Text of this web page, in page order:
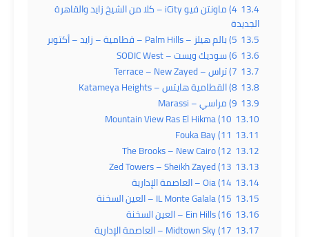
13.4
4) ماونتن فيو iCity – كلا من الشيخ زايد والقاهرة
الجديدة
13.5 5) بالم هيلز – Palm Hills – قطامية – زايد – أكتوبر
13.6 6) سوديك ويست – SODIC West
13.7 7) تراس – Terrace – New Zayed
13.8 8) القطامية هايتس – Katameya Heights
13.9 9) مراسي – Marassi
13.10
10) Mountain View Ras El Hikma
13.11
11) Fouka Bay
13.12
12) The Brooks – New Cairo
13.13
13) Zed Towers – Sheikh Zayed
13.14 14) Oia – العاصمة الإدارية
13.15 15) IL Monte Galala – العين السخنة
13.16 16) Ein Hills – العين السخنة
13.17 17) Midtown Sky – العاصمة الإدارية